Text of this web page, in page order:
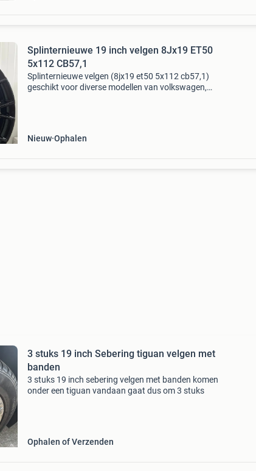
Splinternieuwe 19 inch velgen 8Jx19 ET50
5x112 CB57,1
Splinternieuwe velgen (8jx19 et50 5x112 cb57,1)
geschikt voor diverse modellen van volkswagen,
Nieuw Ophalen
3 stuks 19 inch Sebering tiguan velgen met
banden
3 stuks 19 inch sebering velgen met banden komen
onder een tiguan vandaan gaat dus om 3 stuks
Ophalen of Verzenden